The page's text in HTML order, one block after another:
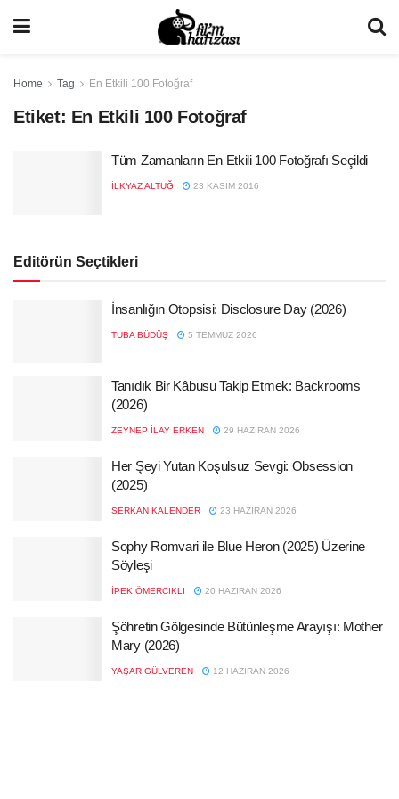
Home Tag En Etkili 100 Fotoğraf
Etiket: En Etkili 100 Fotoğraf
Tüm Zamanların En Etkili 100 Fotoğrafı Seçildi
İLKYAZ ALTUĞ 23 KASIM 2016
Editörün Seçtikleri
İnsanlığın Otopsisi: Disclosure Day (2026)
TUBA BÜDÜŞ 5 TEMMUZ 2026
Tanıdık Bir Kâbusu Takip Etmek: Backrooms
(2026)
ZEYNEP İLAY ERKEN 29 HAZIRAN 2026
Her Şeyi Yutan Koşulsuz Sevgi: Obsession
(2025)
SERKAN KALENDER 23 HAZIRAN 2026
Sophy Romvari ile Blue Heron (2025) Üzerine
Söyleşi
İPEK ÖMERCIKLI 20 HAZIRAN 2026
Şöhretin Gölgesinde Bütünleşme Arayışı: Mother
Mary (2026)
YAŞAR GÜLVEREN 12 HAZIRAN 2026